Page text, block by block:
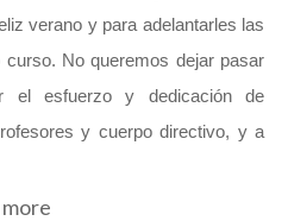
verano y para adelantarles las
No queremos dejar pasar
el esfuerzo y dedicación de
y cuerpo directivo, y a
more